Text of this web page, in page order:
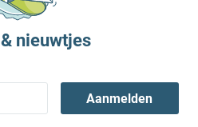
nieuwtjes
Aanmelden